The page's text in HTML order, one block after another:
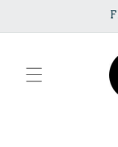
contenu